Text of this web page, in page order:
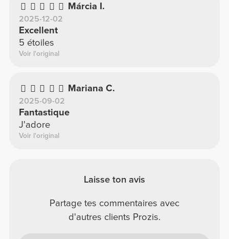
Márcia I.
2025-12-02
Excellent
5 étoiles
Voir l'original
Mariana C.
2025-09-02
Fantastique
J'adore
Voir l'original
Laisse ton avis
Partage tes commentaires avec
d'autres clients Prozis.